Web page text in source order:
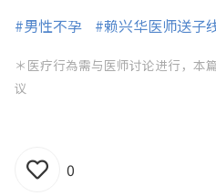
#男性不孕 #赖兴华医师送子
＊医疗行為需与医师讨论进行，本
议
0